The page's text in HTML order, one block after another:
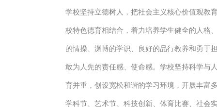
学校坚持立德树人，把社会主义核心价值观教
校特色德育相结合，着力培养学生健全的人格
的情操、渊博的学识、良好的品行教养和勇于
敢为人先的责任感、使命感。学校坚持科学与
育并重，创设宽松和谐的学习环境，开展丰富
学科节、艺术节、科技创新、体育比赛、社会